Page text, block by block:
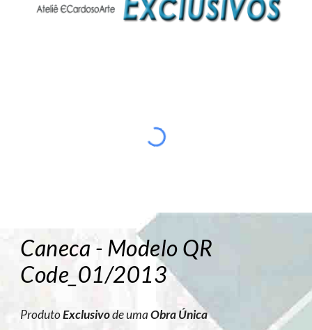
Caneca - Modelo QR
Code_01/2013
ProdutoExclusivode umaObra Única